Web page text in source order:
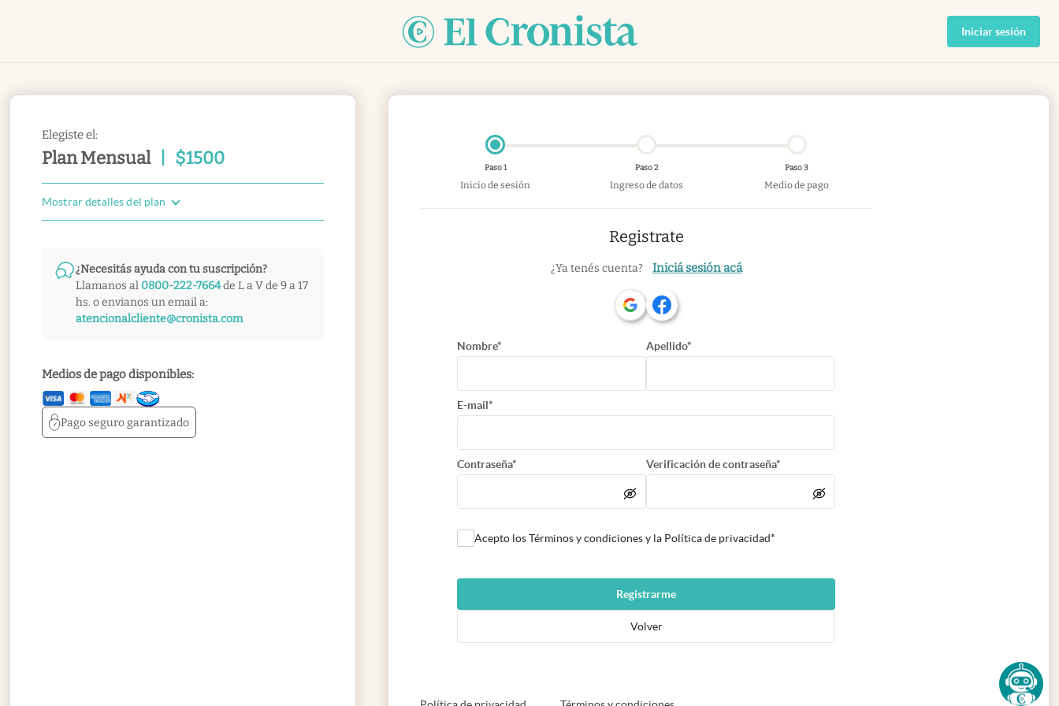
Iniciar sesión
Elegiste el:
Plan Mensual $1500
Mostrar detalles del plan
¿Necesitás ayuda con tu suscripción?
Llamanos al 0800-222-7664de L a V de 9 a 17
hs. o envianos un email a:
atencionalcliente@cronista.com
Medios de pago disponibles:
Pago segurogarantizado
Paso 1
Inicio de sesión
Paso 2
Ingreso de datos
Paso 3
Medio de pago
Registrate
¿Ya tenés cuenta? Iniciá sesión acá
Nombre* Apellido*
E-mail*
Contraseña* Verificación de contraseña*
Acepto los Términos y condiciones y la Política de privacidad*
Registrarme
Volver